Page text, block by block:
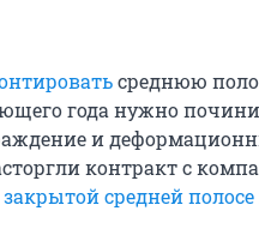
среднюю
года нужно
и
контракт с
средней полосе